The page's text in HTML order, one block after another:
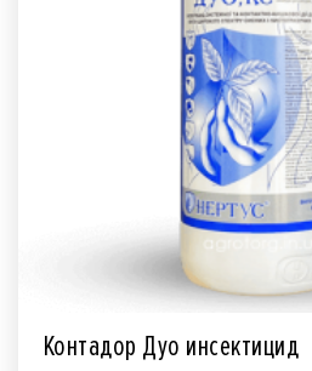
Контадор Дуо инсектицид